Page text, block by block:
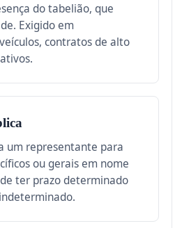
do tabelião, que
Exigido em
contratos de alto
um representante para
ou gerais em nome
ter prazo determinado